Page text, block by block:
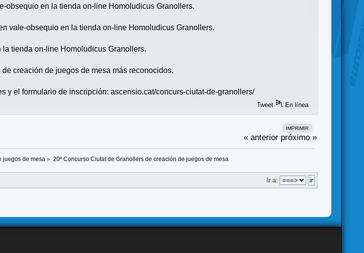
obsequio en la tienda on-line Homoludicus Granollers.
vale-obsequio en la tienda on-line Homoludicus Granollers.
tienda on-line Homoludicus Granollers.
creación de juegos de mesa más reconocidos.
y el formulario de inscripción: ascensio.cat/concurs-ciutat-de-granollers/
Tweet En línea
IMPRIMIR
« anterior próximo »
juegos de mesa » 20º Concurso Ciutat de Granollers de creación de juegos de mesa
Ir a: